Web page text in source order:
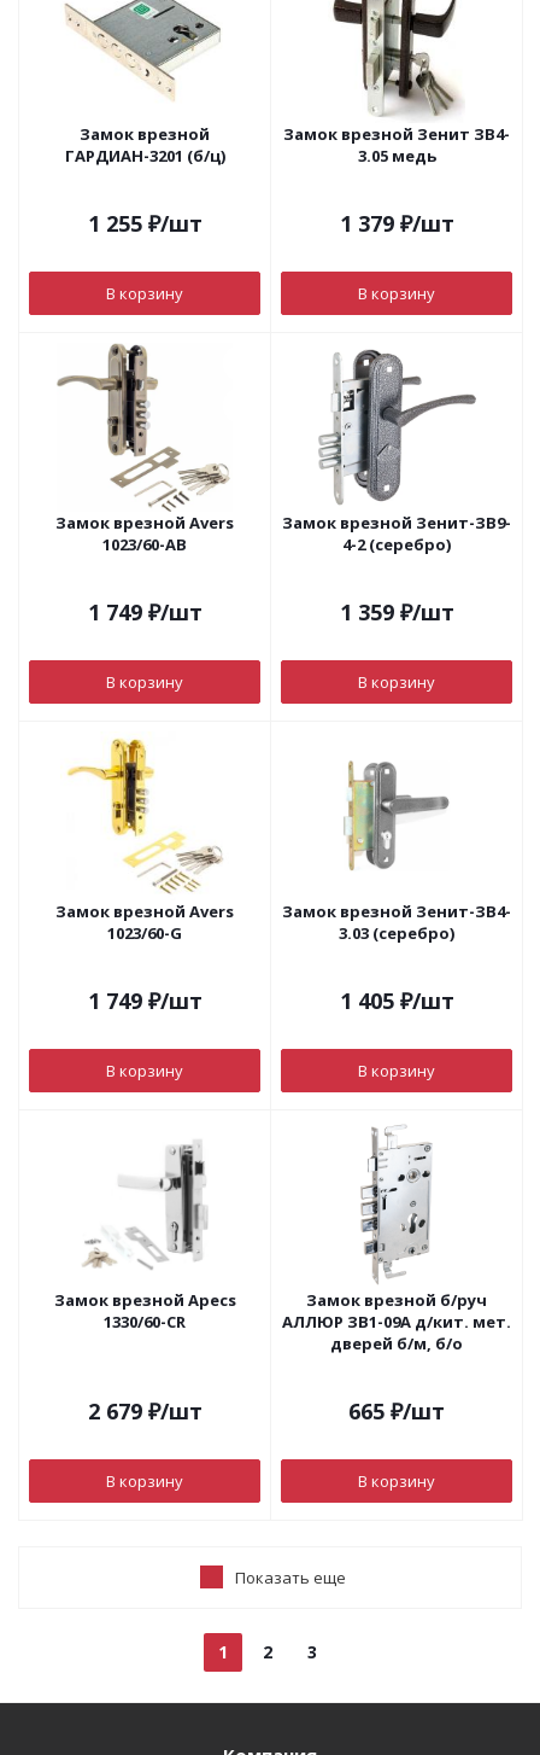
Замок врезной
ГАРДИАН-3201 (б/ц)
1 255₽/шт
В корзину
Замок врезной Зенит ЗВ4-
3.05 медь
1 379₽/шт
В корзину
Замок врезной Avers
1023/60-АВ
1 749₽/шт
В корзину
Замок врезной Зенит-ЗВ9-
4-2 (серебро)
1 359₽/шт
В корзину
Замок врезной Avers
1023/60-G
1 749₽/шт
В корзину
Замок врезной Зенит-ЗВ4-
3.03 (серебро)
1 405₽/шт
В корзину
Замок врезной Apecs
1330/60-CR
2 679₽/шт
В корзину
Замок врезной б/руч
АЛЛЮР ЗВ1-09А д/кит. мет.
дверей б/м, б/о
665 ₽/шт
В корзину
Показать еще
1 2 3